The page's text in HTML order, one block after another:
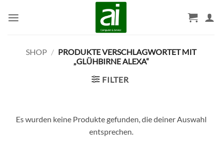
Inhalt
SHOP / PRODUKTE VERSCHLAGWORTET MIT
„GLÜHBIRNE ALEXA“
FILTER
Es wurden keine Produkte gefunden, die deiner Auswahl
entsprechen.